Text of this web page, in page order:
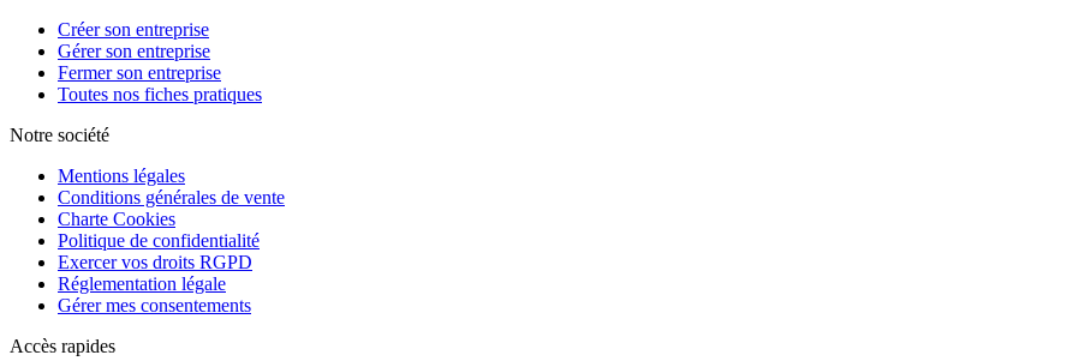
Créer son entreprise
Gérer son entreprise
Fermer son entreprise
Toutes nos fiches pratiques
Notre société
Mentions légales
Conditions générales de vente
Charte Cookies
Politique de confidentialité
Exercer vos droits RGPD
Réglementation légale
Gérer mes consentements
Accès rapides